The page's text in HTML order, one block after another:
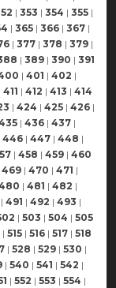
| 353 | 354 | 355 |
| 365 | 366 | 367 |
| 377 | 378 | 379 |
| 389 | 390 | 391
| 401 | 402 |
411 | 412 | 413 | 414
| 424 | 425 | 426 |
| 436 | 437 |
446 | 447 | 448 |
| 458 | 459 | 460
469 | 470 | 471 |
| 481 | 482 |
| 491 | 492 | 493 |
| 503 | 504 | 505
| 515 | 516 | 517 | 518
| 528 | 529 | 530 |
| 540 | 541 | 542 |
| 552 | 553 | 554 |